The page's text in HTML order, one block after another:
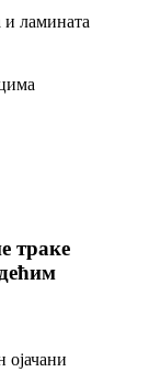
ламината
траке